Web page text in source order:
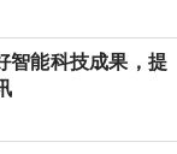
智能科技成果，提